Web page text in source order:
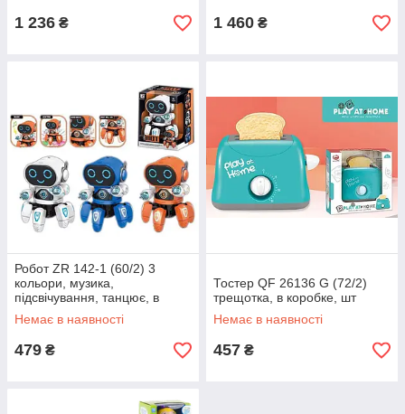
1 236 ₴ 1 460 ₴
Робот ZR 142-1 (60/2) 3
кольори, музика,
підсвічування, танцює, в
коробці, шт
Немає в наявності
479 ₴
Тостер QF 26136 G (72/2)
трещотка, в коробке, шт
Немає в наявності
457 ₴